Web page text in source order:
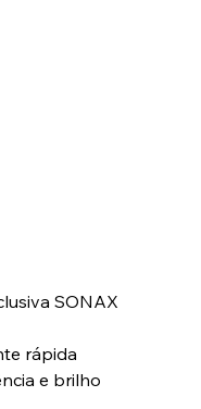
SONAX
rápida
e brilho